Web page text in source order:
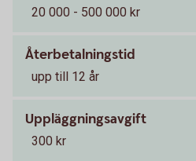
20 000 - 500 000 kr
Återbetalningstid
upp till 12 år
Uppläggningsavgift
300 kr